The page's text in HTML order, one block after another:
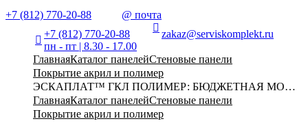
+7 (812) 770-20-88
@ почта
+7 (812) 770-20-88
zakaz@serviskomplekt.ru
пн - пт | 8.30 - 17.00
ГлавнаяКаталог панелейСтеновые панели
Покрытие акрил и полимер
ЭСКАПЛАТ™ ГКЛ ПОЛИМЕР: БЮДЖЕТНАЯ
ГлавнаяКаталог панелейСтеновые панели
Покрытие акрил и полимер